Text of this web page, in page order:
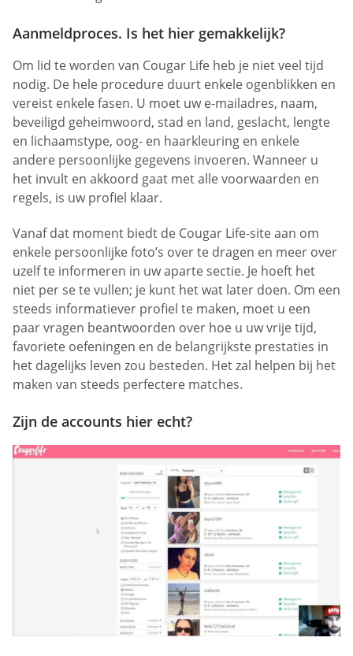
Aanmeldproces. Is het hier gemakkelijk?
Om lid te worden van Cougar Life heb je niet veel tijd
nodig. De hele procedure duurt enkele ogenblikken en
vereist enkele fasen. U moet uw e-mailadres, naam,
beveiligd geheimwoord, stad en land, geslacht, lengte
en lichaamstype, oog- en haarkleuring en enkele
andere persoonlijke gegevens invoeren. Wanneer u
het invult en akkoord gaat met alle voorwaarden en
regels, is uw profiel klaar.
Vanaf dat moment biedt de Cougar Life-site aan om
enkele persoonlijke foto’s over te dragen en meer over
uzelf te informeren in uw aparte sectie. Je hoeft het
niet per se te vullen; je kunt het wat later doen. Om een
steeds informatiever profiel te maken, moet u een
paar vragen beantwoorden over hoe u uw vrije tijd,
favoriete oefeningen en de belangrijkste prestaties in
het dagelijks leven zou besteden. Het zal helpen bij het
maken van steeds perfectere matches.
Zijn de accounts hier echt?